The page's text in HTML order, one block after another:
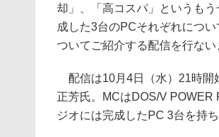
却」、「高コスパ」というも
成した3台のPCそれぞれにつ
ついてご紹介する配信を行ない
配信は10月4日（水）21時開
正芳氏。MCはDOS/V POWER
ジオには完成したPC 3台を持